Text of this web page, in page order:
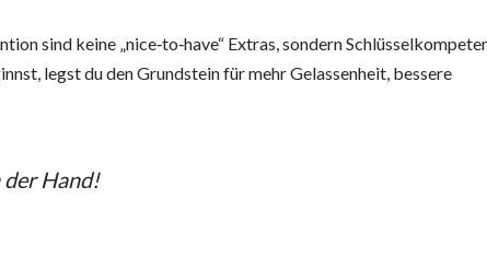
sind keine „nice‑to‑have“ Extras, sondern
legst du den Grundstein für mehr Gelassenheit, bessere
der Hand!